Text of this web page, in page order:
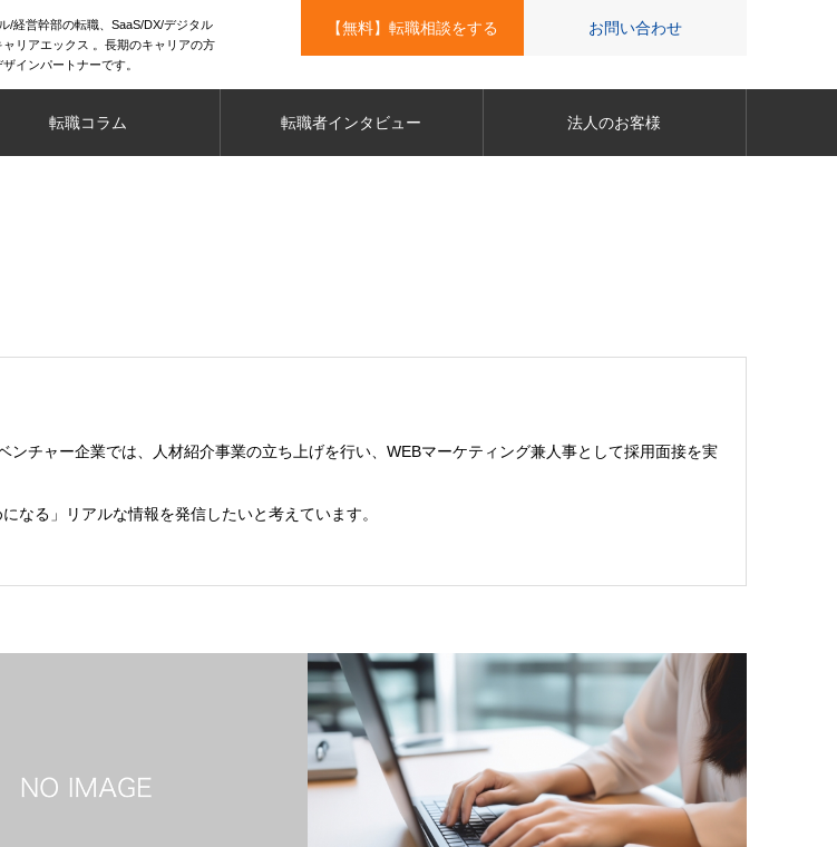
/経営幹部の転職、SaaS/DX/デジタル
リアエックス 。長期のキャリアの方
インパートナーです。
【無料】転職相談をする お問い合わせ
転職コラム 転職者インタビュー 法人のお客様
チャー企業では、人材紹介事業の立ち上げを行い、WEBマーケティング兼人事として採用面接を実
なる」リアルな情報を発信したいと考えています。